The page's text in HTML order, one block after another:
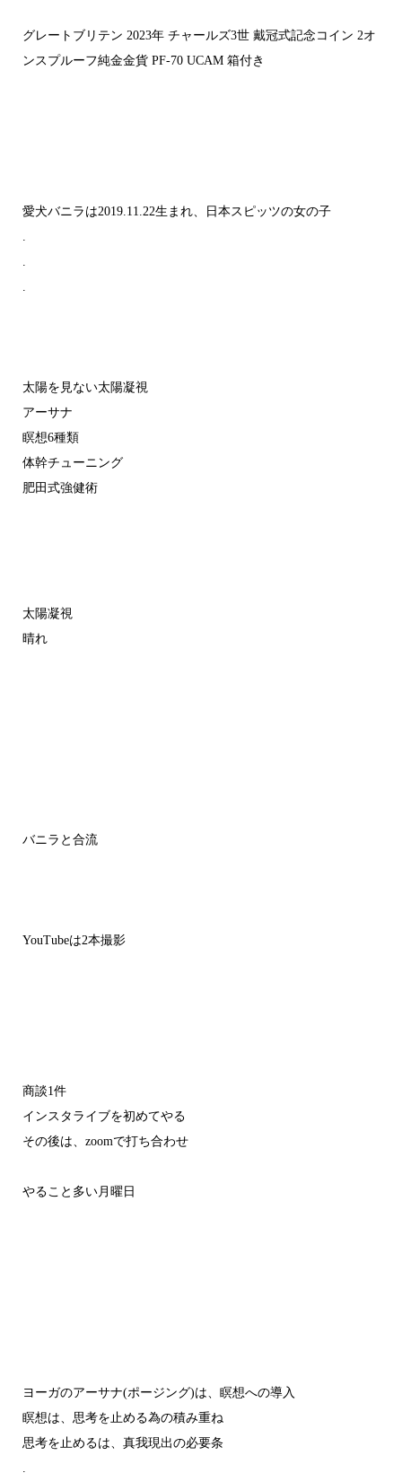
グレートブリテン 2023年 チャールズ3世 戴冠式記念コイン 2オ
ンスプルーフ純金金貨 PF-70 UCAM 箱付き
愛犬バニラは2019.11.22生まれ、日本スピッツの女の子
.
.
.
太陽を見ない太陽凝視
アーサナ
瞑想6種類
体幹チューニング
肥田式強健術
太陽凝視
晴れ
バニラと合流
YouTubeは2本撮影
商談1件
インスタライブを初めてやる
その後は、zoomで打ち合わせ
やること多い月曜日
ヨーガのアーサナ(ポージング)は、瞑想への導入
瞑想は、思考を止める為の積み重ね
思考を止めるは、真我現出の必要条
.